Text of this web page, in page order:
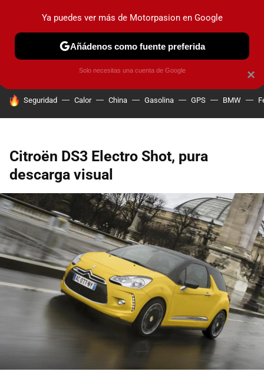
PRUEBAS COCHES ELÉCTRICOS OBSERVATORIO
HOY SE HABLA DE
Seguridad Calor China Gasolina GPS BMW
Citroën DS3 Electro Shot, pura
descarga visual
×
Ya puedes ver más de Motorpasion en Google
Añádenos como fuente preferida
Solo necesitas una cuenta de Google